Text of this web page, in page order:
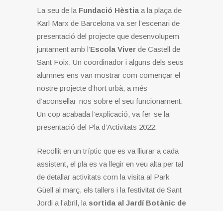
La seu de la Fundació Hèstia a la plaça de
Karl Marx de Barcelona va ser l’escenari de
presentació del projecte que desenvolupem
juntament amb l’Escola Viver de Castell de
Sant Foix. Un coordinador i alguns dels seus
alumnes ens van mostrar com començar el
nostre projecte d’hort urbà, a més
d’aconsellar-nos sobre el seu funcionament.
Un cop acabada l’explicació, va fer-se la
presentació del Pla d’Activitats 2022.
Recollit en un tríptic que es va lliurar a cada
assistent, el pla es va llegir en veu alta per tal
de detallar activitats com la visita al Park
Güell al març, els tallers i la festivitat de Sant
Jordi a l’abril, la sortida al Jardí Botànic de